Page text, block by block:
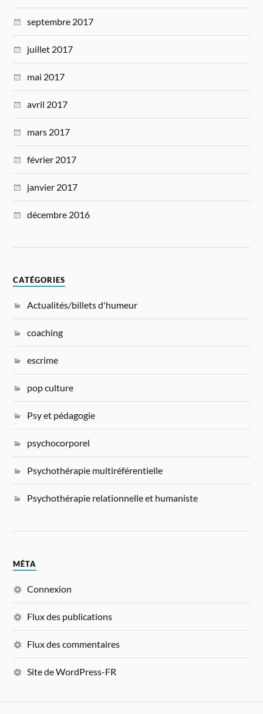
septembre 2017
juillet 2017
mai 2017
avril 2017
mars 2017
février 2017
janvier 2017
décembre 2016
CATÉGORIES
Actualités/billets d'humeur
coaching
escrime
pop culture
Psy et pédagogie
psychocorporel
Psychothérapie multiréférentielle
Psychothérapie relationnelle et humaniste
MÉTA
Connexion
Flux des publications
Flux des commentaires
Site de WordPress-FR